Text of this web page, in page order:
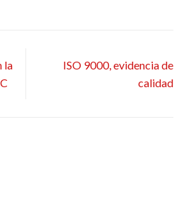
la
ISO 9000, evidencia de
calidad